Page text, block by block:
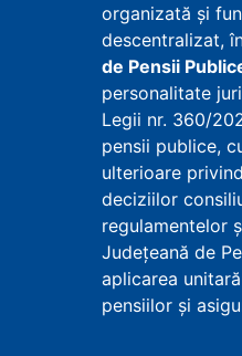
organizată și
descentralizat,
de Pensii
personalitate
Legii nr. 360/
pensii publice,
ulterioare
deciziilor
regulamentelor
Județeană de
aplicarea
pensiilor și